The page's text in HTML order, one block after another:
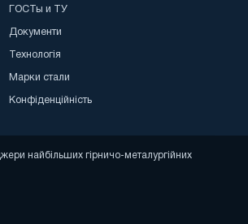
ГОСТы и ТУ
Документи
Технологія
Марки стали
Конфіденційність
найбільших гірничо-металургійних